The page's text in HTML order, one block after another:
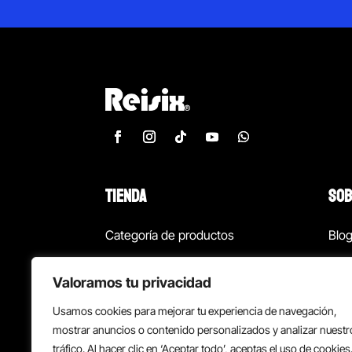
Valoramos tu privacidad
Usamos cookies para mejorar tu experiencia de navegación,
mostrar anuncios o contenido personalizados y analizar
tráfico. Al hacer clic en ‘Aceptar todo’, aceptas el uso de cookies.
TIENDA
Categoría de productos
¡Las mejores ofertas!
Back to school
Blog